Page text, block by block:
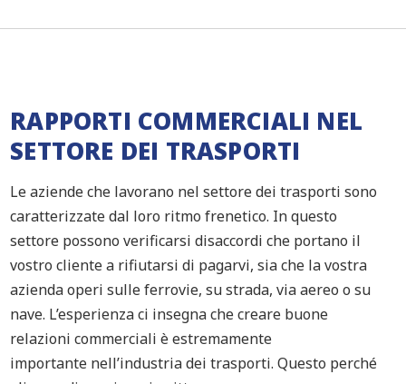
RAPPORTI COMMERCIALI NEL
SETTORE DEI TRASPORTI
Le aziende che lavorano nel settore dei trasporti sono
caratterizzate dal loro ritmo frenetico. In questo
settore possono verificarsi disaccordi che portano il
vostro cliente a rifiutarsi di pagarvi,sia che la vostra
azienda operi sulle ferrovie,sustrada,viaaereo osu
nave. L’esperienzaci insegnache creare buone
relazioni commerciali è estremamente
importante nell’industria dei trasporti.Questo perché